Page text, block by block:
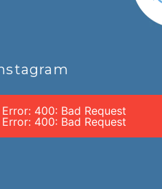
Error: 400: Bad Request
Error: 400: Bad Request